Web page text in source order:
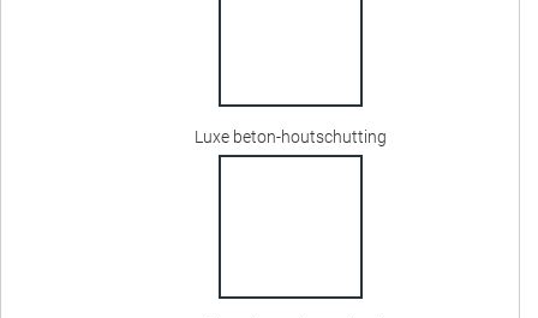
Luxe beton-houtschutting